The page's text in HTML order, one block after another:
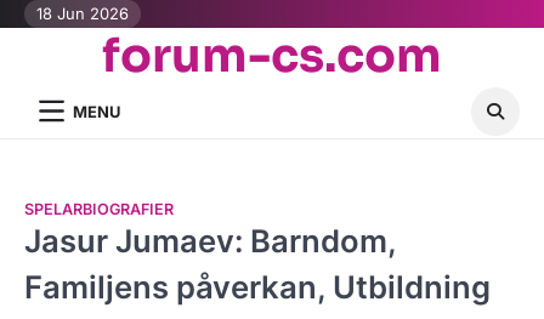
Skip18 Jun 2026
forum-cs.com
MENU
SPELARBIOGRAFIER
Jasur Jumaev: Barndom,
Familjens påverkan, Utbildning